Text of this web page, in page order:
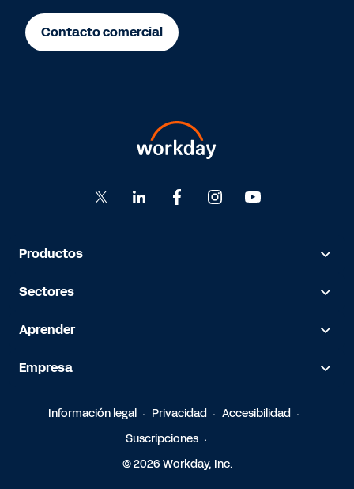
Contacto comercial
Productos
Sectores
Aprender
Empresa
Información legal Privacidad
Accesibilidad
Suscripciones
© 2026 Workday, Inc.